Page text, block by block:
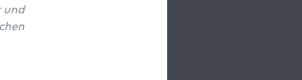
und